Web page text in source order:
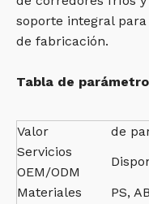
soporte integral
de fabricación.
Tabla de
Valor
de
Servicios
OEM/ODM
Materiales
PS,